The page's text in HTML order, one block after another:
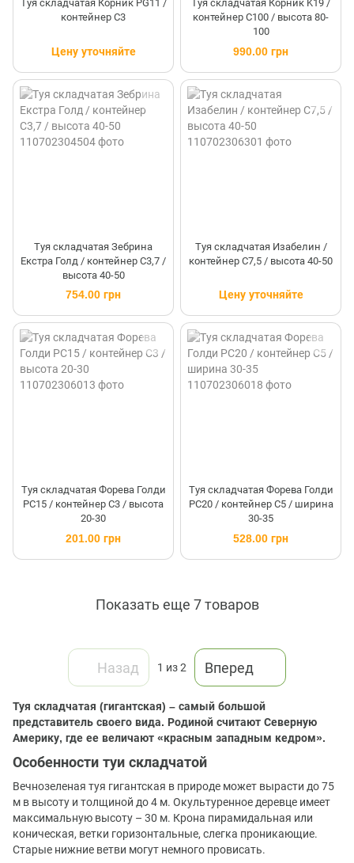
Туя складчатая Корник PG11 /
контейнер C3
Цену уточняйте
Туя складчатая Корник K19 /
контейнер C100 / высота 80-
100
990.00 грн
Туя складчатая Зебрина
Екстра Голд / контейнер C3,7 /
высота 40-50
754.00 грн
Туя складчатая Изабелин /
контейнер C7,5 / высота 40-50
Цену уточняйте
Туя складчатая Форева Голди
PC15 / контейнер C3 / высота
20-30
201.00 грн
Туя складчатая Форева Голди
PC20 / контейнер C5 / ширина
30-35
528.00 грн
Показать еще 7 товаров
Назад 1 из 2 Вперед
Туя складчатая (гигантская) – самый большой
представитель своего вида. Родиной считают Северную
Америку, где ее величают «красным западным кедром».
Особенности туи складчатой
Вечнозеленая туя гигантская в природе может вырасти до 75
м в высоту и толщиной до 4 м. Окультуренное деревце имеет
максимальную высоту – 30 м. Крона пирамидальная или
коническая, ветки горизонтальные, слегка проникающие.
Старые нижние ветви могут немного провисать.